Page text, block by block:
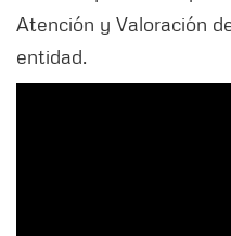
Atención y Valoración
entidad.